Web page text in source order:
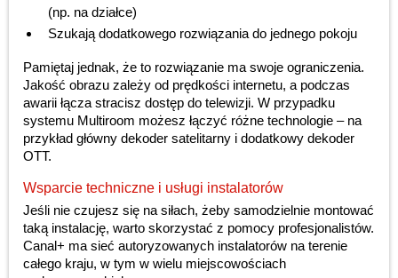
(np. na działce)
Szukają dodatkowego rozwiązania do jednego pokoju
Pamiętaj jednak, że to rozwiązanie ma swoje ograniczenia.
Jakość obrazu zależy od prędkości internetu, a podczas
awarii łącza stracisz dostęp do telewizji. W przypadku
systemu Multiroom możesz łączyć różne technologie – na
przykład główny dekoder satelitarny i dodatkowy dekoder
OTT.
Wsparcie techniczne i usługi instalatorów
Jeśli nie czujesz się na siłach, żeby samodzielnie montować
taką instalację, warto skorzystać z pomocy profesjonalistów.
Canal+ ma sieć autoryzowanych instalatorów na terenie
całego kraju, w tym w wielu miejscowościach